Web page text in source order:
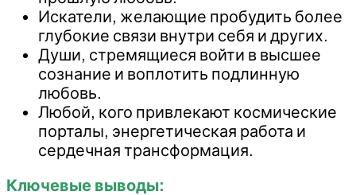
Искатели, желающие пробудить более
глубокие связи внутри себя и других.
Души, стремящиеся войти в высшее
сознание и воплотить подлинную
любовь.
Любой, кого привлекают космические
порталы, энергетическая работа и
сердечная трансформация.
Ключевые выводы: